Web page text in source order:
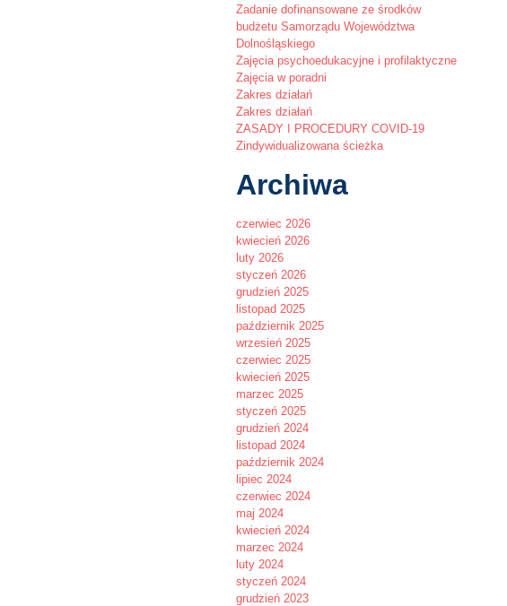
Zadanie dofinansowane ze środków
budżetu Samorządu Województwa
Dolnośląskiego
Zajęcia psychoedukacyjne i profilaktyczne
Zajęcia w poradni
Zakres działań
Zakres działań
ZASADY I PROCEDURY COVID-19
Zindywidualizowana ścieżka
Archiwa
czerwiec 2026
kwiecień 2026
luty 2026
styczeń 2026
grudzień 2025
listopad 2025
październik 2025
wrzesień 2025
czerwiec 2025
kwiecień 2025
marzec 2025
styczeń 2025
grudzień 2024
listopad 2024
październik 2024
lipiec 2024
czerwiec 2024
maj 2024
kwiecień 2024
marzec 2024
luty 2024
styczeń 2024
grudzień 2023